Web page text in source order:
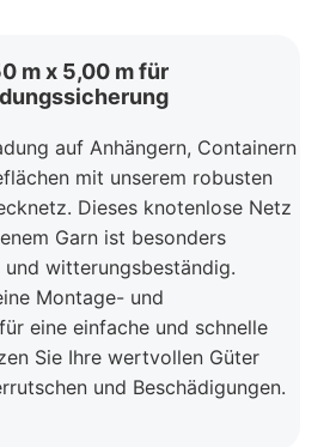
m x 5,00 m für
auf Anhängern, Containern
mit unserem robusten
Dieses knotenlose Netz
Garn ist besonders
witterungsbeständig.
Montage- und
eine einfache und schnelle
Sie Ihre wertvollen Güter
und Beschädigungen.